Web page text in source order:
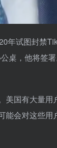
年试图封禁
桌，他将签
国有大量
会对这些